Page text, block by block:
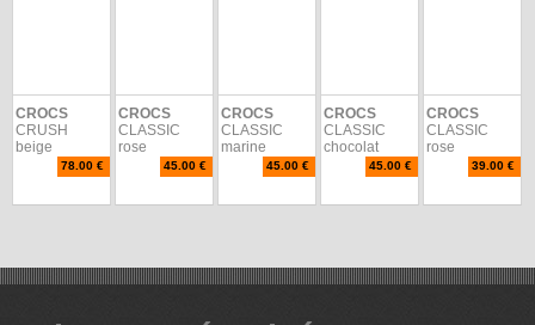
CROCS
CRUSH
beige
78.00 €
CROCS
CLASSIC
rose
45.00 €
CROCS
CLASSIC
marine
45.00 €
CROCS
CLASSIC
chocolat
45.00 €
CROCS
CLASSIC
rose
39.00 €